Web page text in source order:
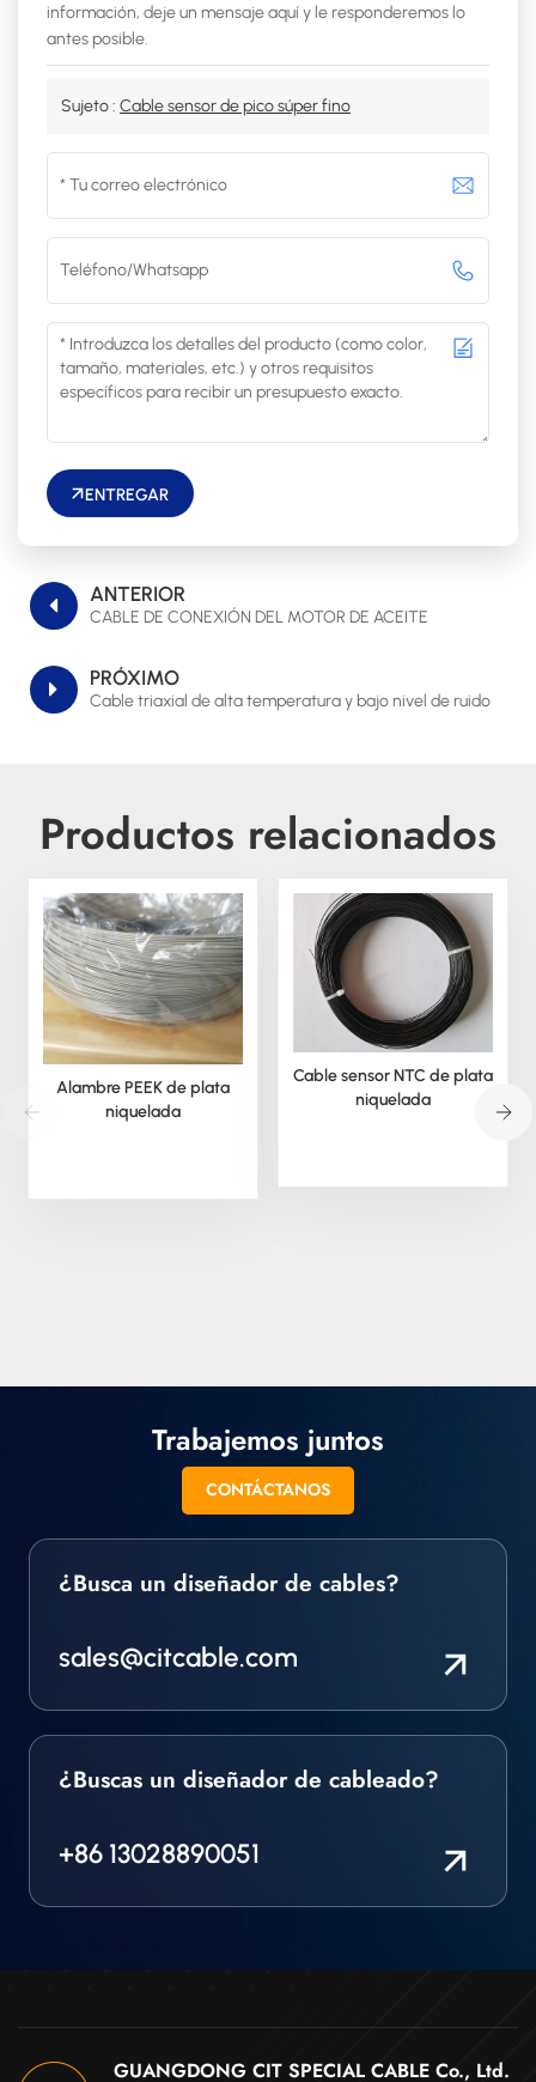
información, deje un mensaje aquí y le responderemos lo
antes posible.
Sujeto : Cable sensor de pico súper fino
ENTREGAR
ANTERIOR
CABLE DE CONEXIÓN DEL MOTOR DE ACEITE
PRÓXIMO
Cable triaxial de alta temperatura y bajo nivel de ruido
Productos relacionados
Alambre PEEK de plata
niquelada
Cable sensor NTC de plata
niquelada
Trabajemos juntos
CONTÁCTANOS
¿Busca un diseñador de cables?
sales@citcable.com
¿Buscas un diseñador de cableado?
+86 13028890051
GUANGDONG CIT SPECIAL CABLE Co., Ltd.